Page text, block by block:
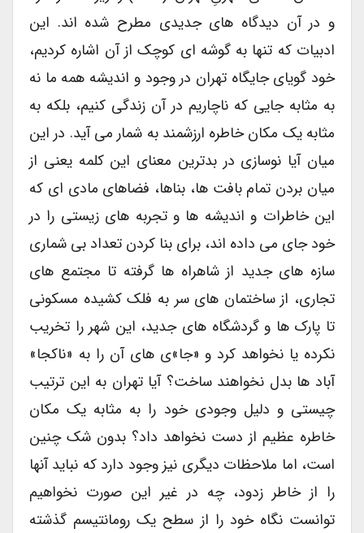
و در آن دیدگاه های جدیدی مطرح شده اند. این
ادبیات که تنها به گوشه ای کوچک از آن اشاره کردیم،
خود گویای جایگاه تهران در وجود و اندیشه همه ما نه
به مثابه جایی که ناچاریم در آن زندگی کنیم، بلکه به
مثابه یک مکان خاطره ارزشمند به شمار می آید. در این
میان آیا نوسازی در بدترین معنای این کلمه یعنی از
میان بردن تمام بافت ها، بناها، فضاهای مادی ای که
این خاطرات و اندیشه ها و تجربه های زیستی را در
خود جای می داده اند، برای بنا کردن تعداد بی شماری
سازه های جدید از شاهراه ها گرفته تا مجتمع های
تجاری، از ساختمان های سر به فلک کشیده مسکونی
تا پارک ها و گردشگاه های جدید، این شهر را تخریب
نکرده یا نخواهد کرد و «جا»ی های آن را به «ناکجا»
آباد ها بدل نخواهند ساخت؟ آیا تهران به این ترتیب
چیستی و دلیل وجودی خود را به مثابه یک مکان
خاطره عظیم از دست نخواهد داد؟ بدون شک چنین
است، اما ملاحظات دیگری نیز وجود دارد که نباید آنها
را از خاطر زدود، چه در غیر این صورت نخواهیم
توانست نگاه خود را از سطح یک رومانتیسم گذشته